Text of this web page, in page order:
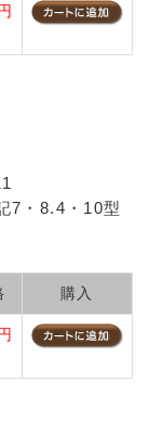
7・8.4・10型
購入